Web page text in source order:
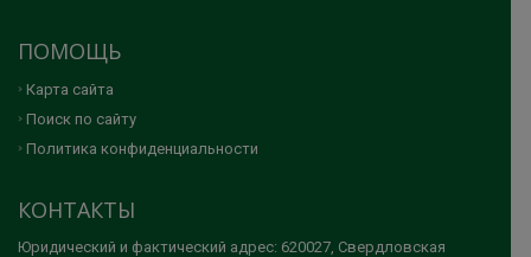
ПОМОЩЬ
Карта сайта
Поиск по сайту
Политика конфиденциальности
КОНТАКТЫ
Юридический и фактический адрес: 620027, Свердловская